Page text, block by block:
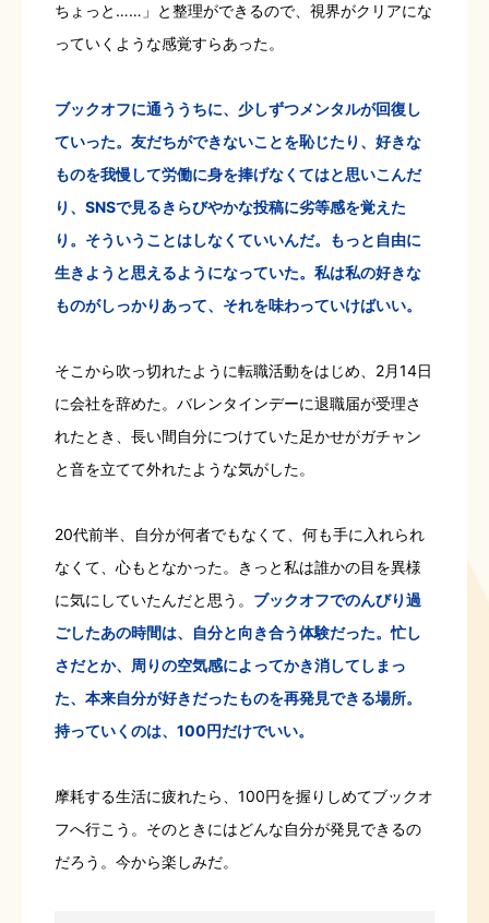
ちょっと……」と整理ができるので、視界がクリアにな
っていくような感覚すらあった。
ブックオフに通ううちに、少しずつメンタルが回復し
ていった。友だちができないことを恥じたり、好きな
ものを我慢して労働に身を捧げなくてはと思いこんだ
り、SNSで見るきらびやかな投稿に劣等感を覚えた
り。そういうことはしなくていいんだ。もっと自由に
生きようと思えるようになっていた。私は私の好きな
ものがしっかりあって、それを味わっていけばいい。
そこから吹っ切れたように転職活動をはじめ、2月14日
に会社を辞めた。バレンタインデーに退職届が受理さ
れたとき、長い間自分につけていた足かせがガチャン
と音を立てて外れたような気がした。
20代前半、自分が何者でもなくて、何も手に入れられ
なくて、心もとなかった。きっと私は誰かの目を異様
に気にしていたんだと思う。 ブックオフでのんびり過
ごしたあの時間は、自分と向き合う体験だった。忙し
さだとか、周りの空気感によってかき消してしまっ
た、本来自分が好きだったものを再発見できる場所。
持っていくのは、100円だけでいい。
摩耗する生活に疲れたら、100円を握りしめてブックオ
フへ行こう。そのときにはどんな自分が発見できるの
だろう。今から楽しみだ。